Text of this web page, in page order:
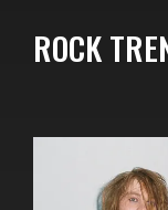
ROCK